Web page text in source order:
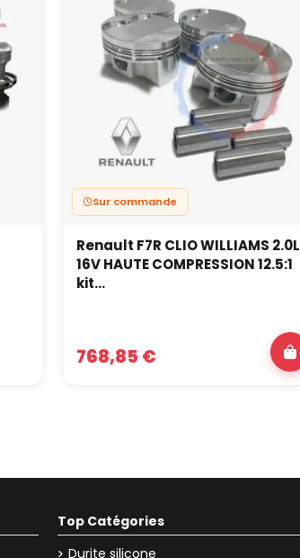
Sur commande
Renault F7R CLIO WILLIAMS 2.0L
16V HAUTE COMPRESSION 12.5:1
kit...
768,85 €
Top Catégories
Durite silicone